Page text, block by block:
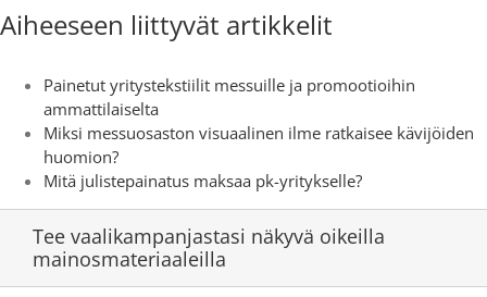
Aiheeseen liittyvät artikkelit
Painetut yritystekstiilit messuille ja promootioihin
ammattilaiselta
Miksi messuosaston visuaalinen ilme ratkaisee kävijöiden
huomion?
Mitä julistepainatus maksaa pk-yritykselle?
Tee vaalikampanjastasi näkyvä oikeilla
mainosmateriaaleilla